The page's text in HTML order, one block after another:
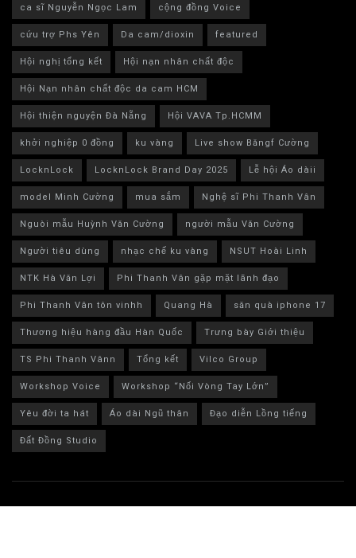
ca sĩ Nguyễn Ngọc Lam
cộng đồng Voice
cứu trợ Phs Yên
Da cam/dioxin
featured
Hội nghị tổng kết
Hội nạn nhân chất độc
Hội Nạn nhân chất độc da cam HCM
Hội thiện nguyện Đà Nẵng
Hội VAVA Tp.HCMM
khởi nghiệp 0 đồng
ku vàng
Live show Băngf Cường
LocknLock
LocknLock Brand Day 2025
Lễ hội Áo dàii
model Minh Cường
mua sắm
Nghệ sĩ Phi Thanh Vân
Nguòi mẫu Huỳnh Văn Cường
người mẫu Văn Cường
Người tiêu dùng
nhạc chế ku vàng
NSUT Hoài Linh
NTK Hà Văn Lợi
Phi Thanh Vân gặp mặt lãnh đạo
Phi Thanh Vân tôn vinhh
Quang Hà
săn quà iphone 17
Thương hiệu hàng đầu Hàn Quốc
Trưng bày Giới thiệu
TS Phi Thanh Vânn
Tổng kết
Vilco Group
Workshop Voice
Workshop “Nối Vòng Tay Lớn”
Yêu đời ta hát
Áo dài Ngũ thân
Đạo diễn Lồng tiếng
Đất Đồng Studio